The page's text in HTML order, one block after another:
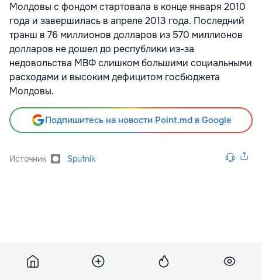
Молдовы с фондом стартовала в конце января 2010
года и завершилась в апреле 2013 года. Последний
транш в 76 миллионов долларов из 570 миллионов
долларов не дошел до республики из-за
недовольства МВФ слишком большими социальными
расходами и высоким дефицитом госбюджета
Молдовы.
Подпишитесь на новости Point.md в Google
Источник Sputnik